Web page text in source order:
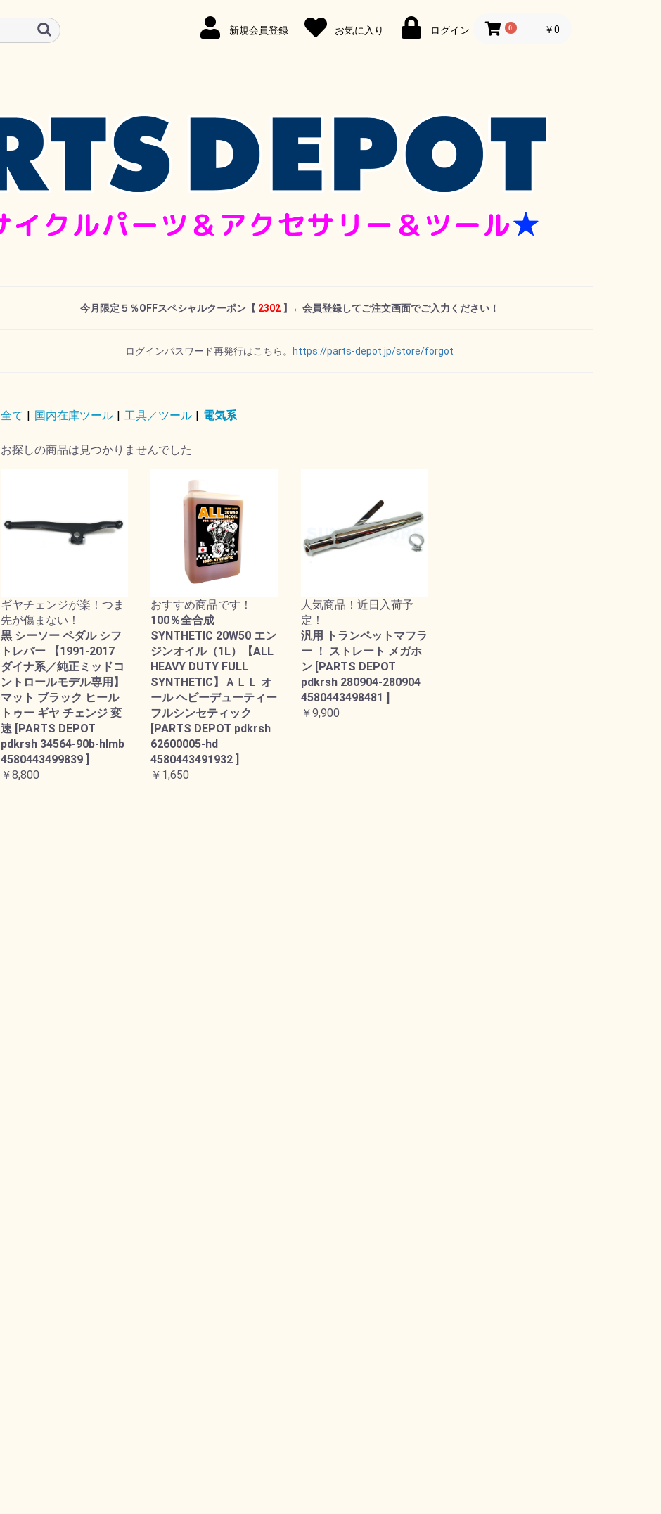
新規会員登録 お気に入り ログイン 0 ￥0
オイルゲージ
ALL オール
SPECTRO スペクトロ
REVTECH レブテック
Royal Purple ロイヤル
ハーレーダビッドソン
MOTOR FACTORYモ
DRAG ドラッグスペシ
MOTUL モチュール
今月限定５％OFFスペシャルクーポン【 2302】←会員登録してご注文画面でご入力ください！
ログインパスワード再発行はこちら。 https://parts-depot.jp/store/forgot
全て 国内在庫ツール 工具／ツール 電気系
お探しの商品は見つかりませんでした
ギヤチェンジが楽！つま
先が傷まない！
黒 シーソー ペダル シフ
トレバー 【1991-2017
ダイナ系／純正ミッドコ
ントロールモデル専用】
マット ブラック ヒール
トゥー ギヤ チェンジ 変
速 [PARTS DEPOT
pdkrsh 34564-90b-hlmb
4580443499839 ]
￥8,800
おすすめ商品です！
100％全合成
SYNTHETIC 20W50 エン
ジンオイル（1L）【ALL
HEAVY DUTY FULL
SYNTHETIC】ＡＬＬ オ
ール ヘビーデューティー
フルシンセティック
[PARTS DEPOT pdkrsh
62600005-hd
4580443491932 ]
￥1,650
人気商品！近日入荷予
定！
汎用 トランペットマフラ
ー ！ ストレート メガホ
ン [PARTS DEPOT
pdkrsh 280904-280904
4580443498481 ]
￥9,900